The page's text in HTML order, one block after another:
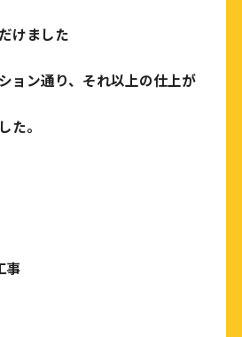
けました
ョン通り、それ以上の仕上が
た。
事